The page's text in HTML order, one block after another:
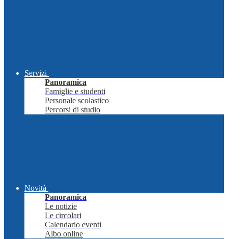
Servizi
Panoramica
Famiglie e studenti
Personale scolastico
Percorsi di studio
Novità
Panoramica
Le notizie
Le circolari
Calendario eventi
Albo online